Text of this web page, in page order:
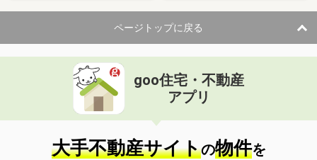
ページトップに戻る
goo住宅・不動産
アプリ
大手不動産サイトの物件を